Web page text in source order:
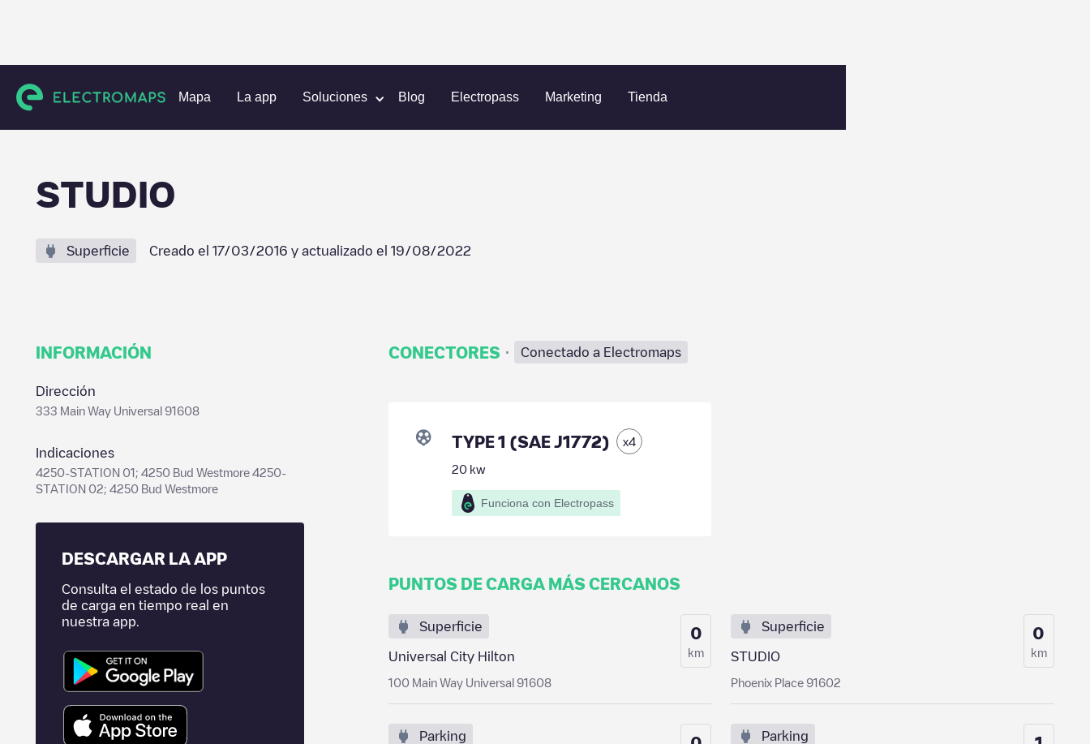
Mapa La app Soluciones Blog Electropass Marketing Tienda
Estaciones de carga Estados Unidos Los Angeles County Universal City STUDIO
STUDIO
Superficie Creado el 17/03/2016 y actualizado el 19/08/2022
INFORMACIÓN
Dirección
333 Main Way Universal 91608
Indicaciones
4250-STATION 01; 4250 Bud Westmore 4250-
STATION 02; 4250 Bud Westmore
DESCARGAR LA APP
Consulta el estado de los puntos
de carga en tiempo real en
nuestra app.
CONECTORES · Conectado a Electromaps
TYPE 1 (SAE J1772) x4
20kw
Funciona con Electropass
PUNTOS DE CARGA MÁS CERCANOS
Superficie
Universal City Hilton
100 Main Way Universal 91608
0
km
Superficie
STUDIO
Phoenix Place 91602
0
km
Parking Parking